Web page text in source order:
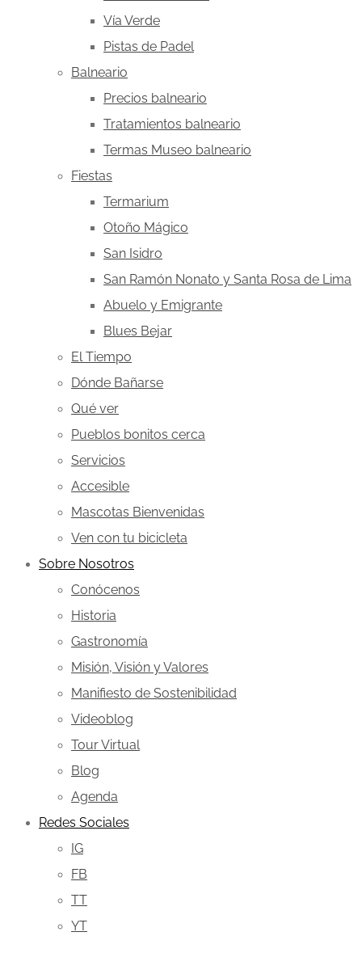
Vía Verde
Pistas de Padel
Balneario
Precios balneario
Tratamientos balneario
Termas Museo balneario
Fiestas
Termarium
Otoño Mágico
San Isidro
San Ramón Nonato y Santa Rosa de Lima
Abuelo y Emigrante
Blues Bejar
El Tiempo
Dónde Bañarse
Qué ver
Pueblos bonitos cerca
Servicios
Accesible
Mascotas Bienvenidas
Ven con tu bicicleta
Sobre Nosotros
Conócenos
Historia
Gastronomía
Misión, Visión y Valores
Manifiesto de Sostenibilidad
Videoblog
Tour Virtual
Blog
Agenda
Redes Sociales
IG
FB
TT
YT